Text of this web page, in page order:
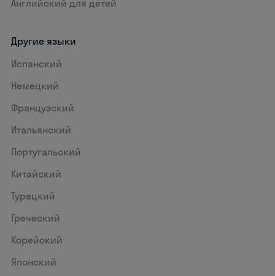
Английский для детей
Другие языки
Испанский
Немецкий
Французский
Итальянский
Португальский
Китайский
Турецкий
Греческий
Корейский
Японский